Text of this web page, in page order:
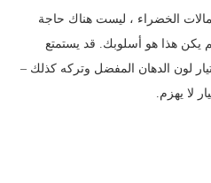
الخضراء ، ليست هناك حاجة
لم يكن هذا هو أسلوبك. قد يستمتع
لون الدهان المفضل وتركه كذلك –
لا يهزم.